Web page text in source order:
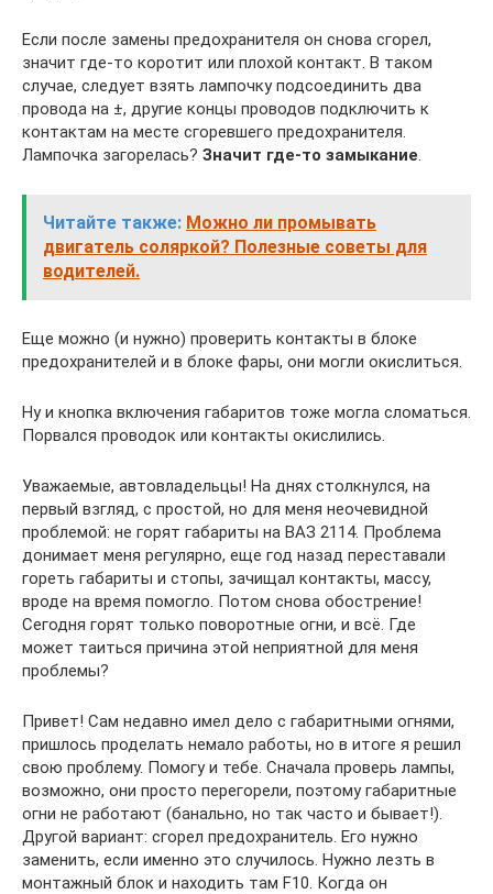
Если после замены предохранителя он снова сгорел,
значит где-то коротит или плохой контакт. В таком
случае, следует взять лампочку подсоединить два
провода на ±, другие концы проводов подключить к
контактам на месте сгоревшего предохранителя.
Лампочка загорелась? Значит где-то замыкание
Читайте также: Можно ли промывать
двигатель соляркой? Полезные советы для
водителей.
Еще можно (и нужно) проверить контакты в блоке
предохранителей и в блоке фары, они могли окислиться.
Ну и кнопка включения габаритов тоже могла сломаться.
Порвался проводок или контакты окислились.
Уважаемые, автовладельцы! На днях столкнулся, на
первый взгляд, с простой, но для меня неочевидной
проблемой: не горят габариты на ВАЗ 2114. Проблема
донимает меня регулярно, еще год назад переставали
гореть габариты и стопы, зачищал контакты, массу,
вроде на время помогло. Потом снова обострение!
Сегодня горят только поворотные огни, и всё. Где
может таиться причина этой неприятной для меня
проблемы?
Привет! Сам недавно имел дело с габаритными огнями,
пришлось проделать немало работы, но в итоге я решил
свою проблему. Помогу и тебе. Сначала проверь лампы,
возможно, они просто перегорели, поэтому габаритные
огни не работают (банально, но так часто и бывает!).
Другой вариант: сгорел предохранитель. Его нужно
заменить, если именно это случилось. Нужно лезть в
монтажный блок и находить там F10. Когда он